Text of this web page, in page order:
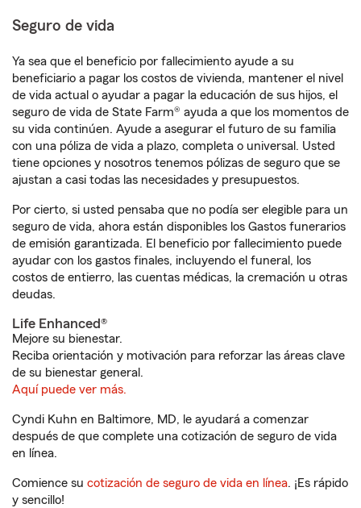
Seguro de vida
Ya sea que el beneficio por fallecimiento ayude a su
beneficiario a pagar los costos de vivienda, mantener el nivel
de vida actual o ayudar a pagar la educación de sus hijos, el
seguro de vida de State Farm® ayuda a que los momentos de
su vida continúen. Ayude a asegurar el futuro de su familia
con una póliza de vida a plazo, completa o universal. Usted
tiene opciones y nosotros tenemos pólizas de seguro que se
ajustan a casi todas las necesidades y presupuestos.
Por cierto, si usted pensaba que no podía ser elegible para un
seguro de vida, ahora están disponibles los Gastos funerarios
de emisión garantizada. El beneficio por fallecimiento puede
ayudar con los gastos finales, incluyendo el funeral, los
costos de entierro, las cuentas médicas, la cremación u otras
deudas.
Life Enhanced®
Mejore su bienestar.
Reciba orientación y motivación para reforzar las áreas clave
de su bienestar general.
Aquí puede ver más.
Cyndi Kuhn en Baltimore, MD, le ayudará a comenzar
después de que complete una cotización de seguro de vida
en línea.
Comience su cotización de seguro de vida en línea. ¡Es rápido
y sencillo!